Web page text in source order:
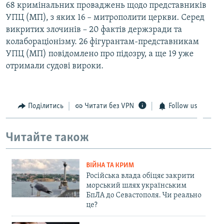
68 кримінальних проваджень щодо представників
УПЦ (МП), з яких 16 – митрополити церкви. Серед
викритих злочинів – 20 фактів держзради та
колабораціонізму. 26 фігурантам-представникам
УПЦ (МП) повідомлено про підозру, а ще 19 уже
отримали судові вироки.
Поділитись Читати без VPN Follow us
Читайте також
ВІЙНА ТА КРИМ
Російська влада обіцяє закрити
морський шлях українським
БпЛА до Севастополя. Чи реально
це?